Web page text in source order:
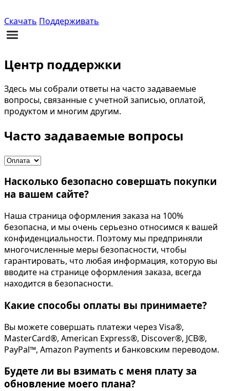
Скачать Поддерживать
Центр поддержки
Здесь мы собрали ответы на часто задаваемые
вопросы, связанные с учетной записью, оплатой,
продуктом и многим другим.
Часто задаваемые вопросы
Насколько безопасно совершать покупки
на вашем сайте?
Наша страница оформления заказа на 100%
безопасна, и мы очень серьезно относимся к вашей
конфиденциальности. Поэтому мы предприняли
многочисленные меры безопасности, чтобы
гарантировать, что любая информация, которую вы
вводите на странице оформления заказа, всегда
находится в безопасности.
Какие способы оплаты вы принимаете?
Вы можете совершать платежи через Visa®,
MasterCard®, American Express®, Discover®, JCB®,
PayPal™, Amazon Payments и банковским переводом.
Будете ли вы взимать с меня плату за
обновление моего плана?